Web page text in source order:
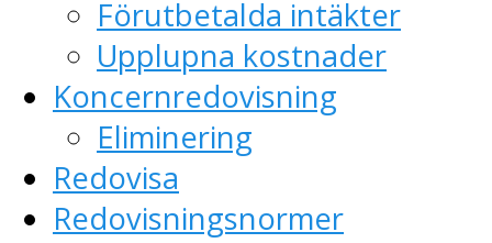
Förutbetalda intäkter
Upplupna kostnader
Koncernredovisning
Eliminering
Redovisa
Redovisningsnormer